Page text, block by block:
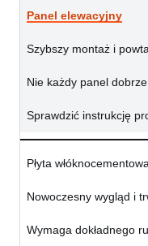
Panel elewacyjny
Szybszy montaż i
Nie każdy panel
Sprawdzić instrukcję
Płyta
Nowoczesny wygląd i
Wymaga dokładnego